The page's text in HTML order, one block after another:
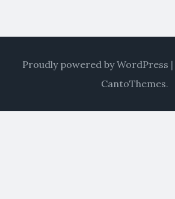
Proudly powered by WordPress |
CantoThemes.